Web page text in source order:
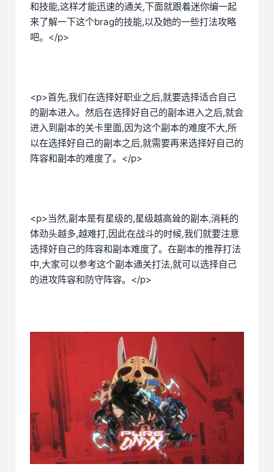
和技能,这样才能迅速的通关,下面就跟着迷你编一起
来了解一下这个brag的技能,以及她的一些打法攻略
吧。</p>
<p>首先,我们在选择好职业之后,就要选择适合自己
的副本进入。然后在选择好自己的副本进入之后,就会
进入到副本的关卡里面,因为这个副本的难度不大,所
以在选择好自己的副本之后,就需要再来选择好自己的
阵容和副本的难度了。</p>
<p>当然,副本是有星级的,星级越高耸的副本,消耗的
体劲头越多,越难打,因此在战斗的时候,我们就要注意
选择好自己的阵容和副本难度了。在副本的推荐打法
中,大家可以参考这个副本通关打法,就可以选择自己
的进攻阵容和防守阵容。</p>